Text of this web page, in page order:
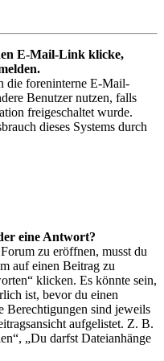
E-Mail-Link klicke,
die foreninterne E-Mail-
Benutzer nutzen, falls
freigeschaltet wurde.
dieses Systems durch
eine Antwort?
zu eröffnen, musst du
auf einen Beitrag zu
klicken. Es könnte sein,
ist, bevor du einen
Berechtigungen sind jeweils
aufgelistet. Z. B.
„Du darfst Dateianhänge